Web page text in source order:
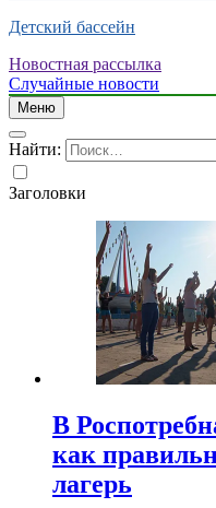
Детский бассейн
Новостная рассылка
Случайные новости
Меню
Найти:
Заголовки
В
как
лагерь